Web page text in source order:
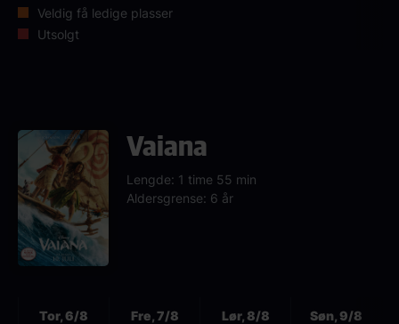
Veldig få ledige plasser
Utsolgt
Vaiana
Lengde: 1 time 55 min
Aldersgrense: 6 år
Tor, 6/8 Fre, 7/8 Lør, 8/8 Søn, 9/8